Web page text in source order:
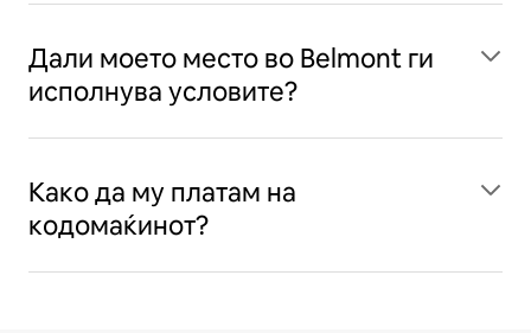
Дали моето место во Belmont ги
исполнува условите?
Како да му платам на
кодомаќинот?